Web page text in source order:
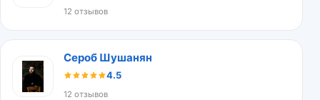
12 отзывов
Сероб Шушанян
4.5
12 отзывов